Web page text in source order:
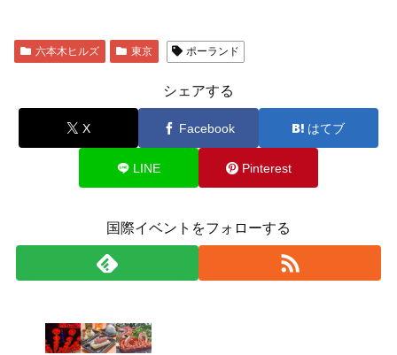
六本木ヒルズ 東京 ポーランド
シェアする
X Facebook はてブ
LINE Pinterest
国際イベントをフォローする